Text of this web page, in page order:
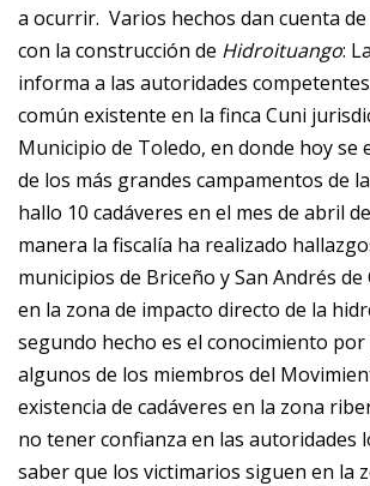
a ocurrir. Varios hechos dan cuenta
con la construcción de Hidroituango:
informa a las autoridades
común existente en la finca Cuni
Municipio de Toledo, en donde hoy se
de los más grandes campamentos de
hallo 10 cadáveres en el mes de abril
manera la fiscalía ha realizado
municipios de Briceño y San Andrés
en la zona de impacto directo de la
segundo hecho es el conocimiento
algunos de los miembros del
existencia de cadáveres en la zona
no tener confianza en las autoridades
saber que los victimarios siguen en la